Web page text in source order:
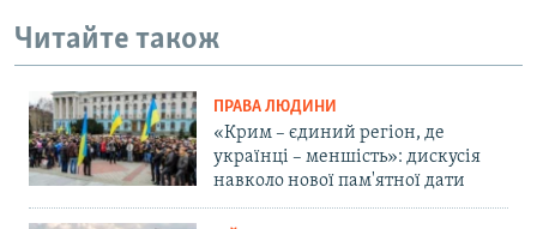
Читайте також
ПРАВА ЛЮДИНИ
«Крим – єдиний регіон, де
українці – меншість»: дискусія
навколо нової пам'ятної дати